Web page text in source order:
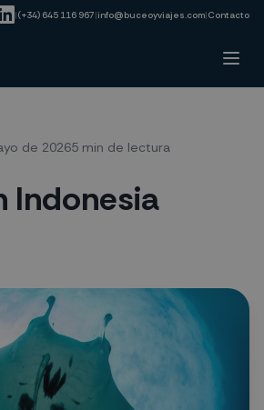
destinos y ofertas de última hora!! →
|(+34) 645 116 967|info@buceoyviajes.com|Contacto
de 20265 min de lectura
Indonesia